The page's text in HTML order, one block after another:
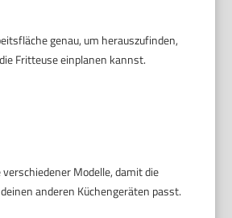
genau, um herauszufinden,
Fritteuse einplanen kannst.
Modelle, damit die
anderen Küchengeräten passt.